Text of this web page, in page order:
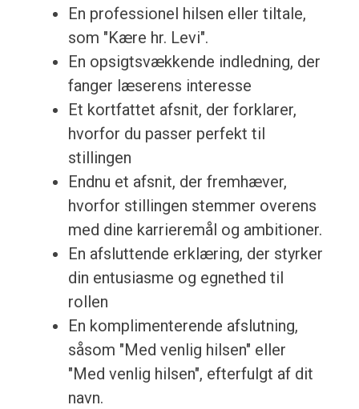
En professionel hilsen eller tiltale,
som "Kære hr. Levi".
En opsigtsvækkende indledning, der
fanger læserens interesse
Et kortfattet afsnit, der forklarer,
hvorfor du passer perfekt til
stillingen
Endnu et afsnit, der fremhæver,
hvorfor stillingen stemmer overens
med dine karrieremål og ambitioner.
En afsluttende erklæring, der styrker
din entusiasme og egnethed til
rollen
En komplimenterende afslutning,
såsom "Med venlig hilsen" eller
"Med venlig hilsen", efterfulgt af dit
navn.